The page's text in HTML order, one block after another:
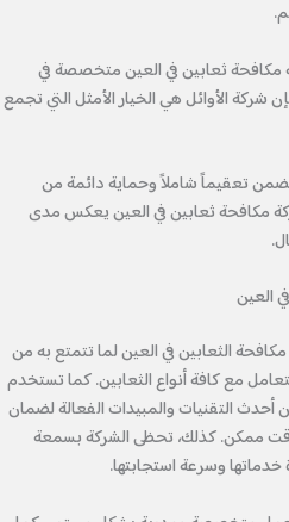
ثعابين في العين متخصصة في
الأوائل هي الخيار الأمثل التي تجمع
تعقيماً شاملاً وحماية دائمة من
مكافحة ثعابين في العين يعكس مدى
الثعابين في العين لما تتمتع به من
مع كافة أنواع الثعابين. كما تستخدم
التقنيات والمبيدات الفعالة لضمان
ممكن. كذلك، تحظى الشركة بسمعة
وسرعة استجابتها.